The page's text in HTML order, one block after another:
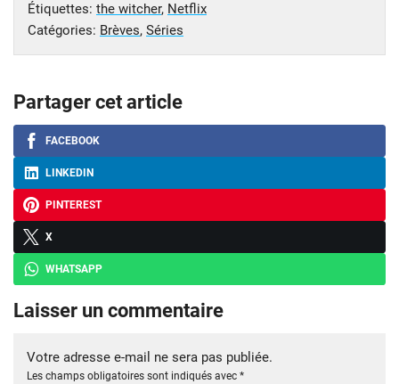
Étiquettes: the witcher, Netflix
Catégories: Brèves, Séries
Partager cet article
FACEBOOK
LINKEDIN
PINTEREST
X
WHATSAPP
Laisser un commentaire
Votre adresse e-mail ne sera pas publiée.
Les champs obligatoires sont indiqués avec *